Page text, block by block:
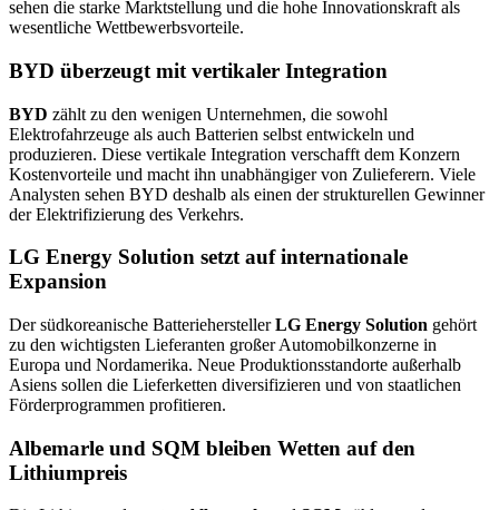
sehen die starke Marktstellung und die hohe Innovationskraft als
wesentliche Wettbewerbsvorteile.
BYD überzeugt mit vertikaler Integration
BYD zählt zu den wenigen Unternehmen, die sowohl
Elektrofahrzeuge als auch Batterien selbst entwickeln und
produzieren. Diese vertikale Integration verschafft dem Konzern
Kostenvorteile und macht ihn unabhängiger von Zulieferern. Viele
Analysten sehen BYD deshalb als einen der strukturellen Gewinner
der Elektrifizierung des Verkehrs.
LG Energy Solution setzt auf internationale
Expansion
Der südkoreanische BatterieherstellerLG Energy Solution gehört
zu den wichtigsten Lieferanten großer Automobilkonzerne in
Europa und Nordamerika. Neue Produktionsstandorte außerhalb
Asiens sollen die Lieferketten diversifizieren und von staatlichen
Förderprogrammen profitieren.
Albemarle und SQM bleiben Wetten auf den
Lithiumpreis